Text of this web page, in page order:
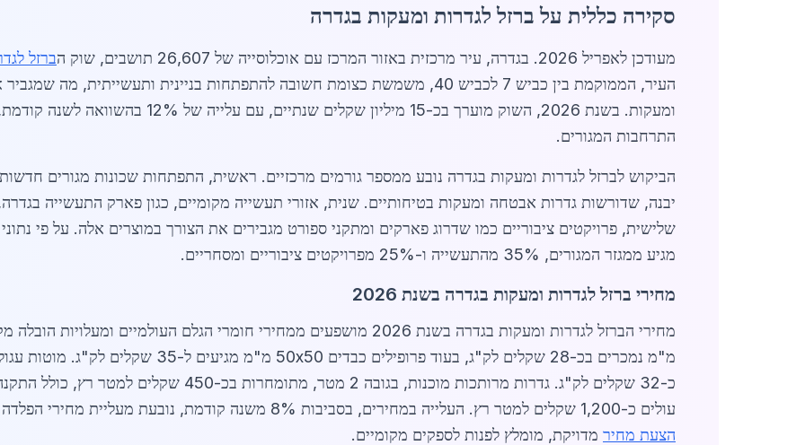
סקירה כללית על ברזל לגדרות ומעקות בגדרה
מעודכן לאפריל 2026. בגדרה, עיר מרכזית באזור המרכז עם אוכלוסייה של 26,607 תושבים, שוק ה
ברזל
העיר, הממוקמת בין כביש 7 לכביש 40, משמשת כצומת חשובה להתפתחות בניינית
ומעקות. בשנת 2026, השוק מוערך בכ-15 מיליון
התרחבות המגורים.
הביקוש לברזל לגדרות ומעקות בגדרה נובע ממספר גורמים מרכזיים. ראשית, התפתחות שכונות מגורים
יבנה, שדורשות גדרות אבטחה ומעקות בטיחותיים. שנית, אזורי תעשייה מקומיים, כגון פארק התעשייה
מגיע ממגזר המגורים, 35% מהתעשייה ו-25% מפרויקטים ציבוריים ומסחריים.
מחירי ברזל לגדרות ומעקות בגדרה בשנת 2026
כ-32 שקלים לק"ג. גדרות מרותכות מוכנות, בגובה 2 מטר,
עולים כ-1,200 שקלים למטר רץ. העלייה במחירים, בסביבות 8% משנה קודמת, נובעת מעליית מחירי הפלדה הגלובליים עקב ביקוש סיני מוגבר. לקבלת
הצעת מחיר מדויקת, מומלץ לפנות לספקים מקומיים.